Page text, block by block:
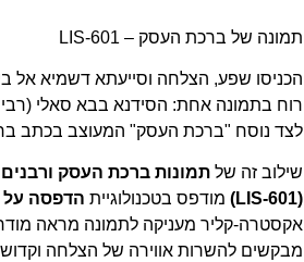
תמונה של ברכת העסק – LIS-601
הכניסו שפע, הצלחה וסייעתא דשמיא
רוח בתמונה אחת: הסידנא בבא סאלי (רבי
לצד נוסח "ברכת העסק" המעוצב בכתב
שילוב זה שלתמונות ברכת העסק ורבנים
(LIS-601)
מודפס בטכנולוגיית הדפסה על
אקסטרה-קליר מעניקה לתמונה מראה
מבקשים להשרות אווירה של הצלחה